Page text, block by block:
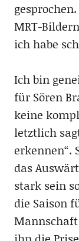
MRT-
ich habe
Ich bin
für Sören
keine
letztlich
erkennen“.
das
stark sein
die Saison